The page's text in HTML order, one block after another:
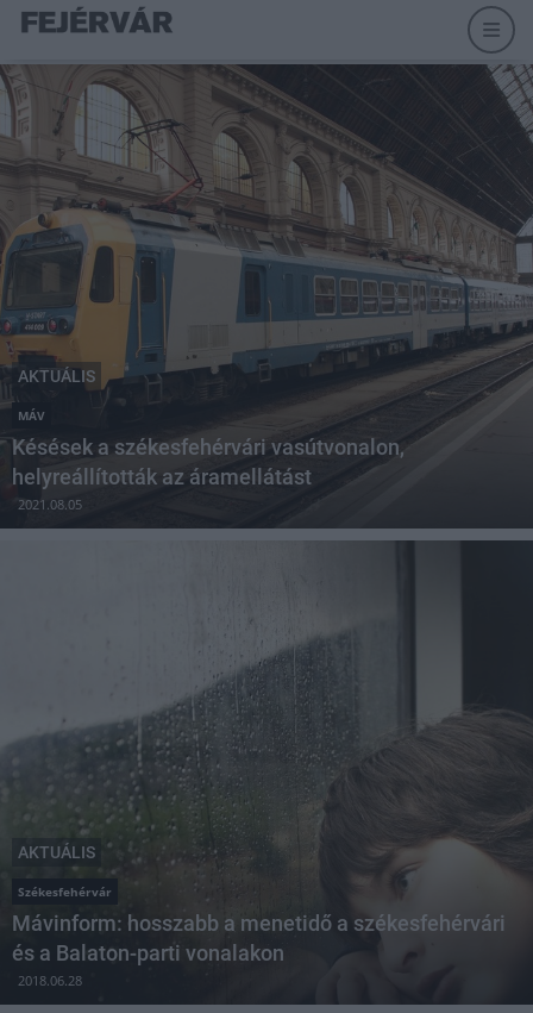
AKTUÁLIS
MÁV
Késések a székesfehérvári vasútvonalon,
helyreállították az áramellátást
2021.08.05
AKTUÁLIS
Székesfehérvár
Mávinform: hosszabb a menetidő a székesfehérvári
és a Balaton-parti vonalakon
2018.06.28